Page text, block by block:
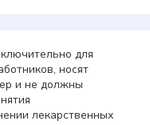
для
носят
и не должны
лекарственных